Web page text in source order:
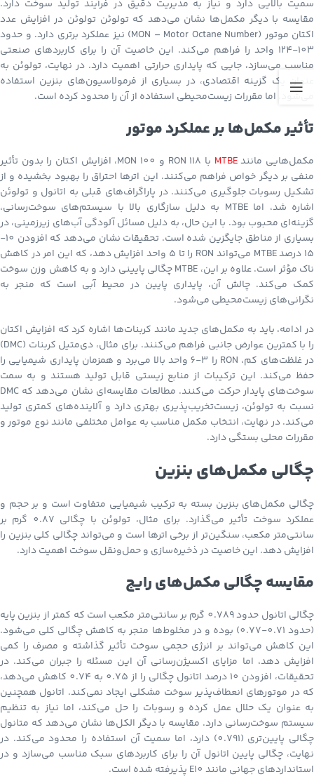
سمیت بالایی دارد و نیاز به مدیریت دقیق در فرآیند تولید سوخت دارد.
مقایسه با دیگر مکمل‌ها نشان می‌دهد که تولوئن تولوئن در افزایش عدد
اکتان موتور (MON – Motor Octane Number) نیز عملکرد برتری دارد. و حدود
103-124 واحد را فراهم می‌کند. این خاصیت آن را برای کاربردهای صنعتی
مناسب می‌سازد، جایی که پایداری حرارتی اهمیت دارد. در نهایت، تولوئن به
عنوان یک گزینه اقتصادی، در بسیاری از فرمولاسیون‌های بنزین استفاده
می‌شود، اما مقررات زیست‌محیطی استفاده از آن را محدود کرده است.
تأثیر مکمل‌ها بر عملکرد موتور
مکمل‌هایی مانندMTBE
با RON 118 و MON 100، افزایش اکتان را بدون تأثیر
منفی بر دیگر خواص فراهم می‌کنند. این اترها احتراق را بهبود بخشیده و از
تشکیل رسوبات جلوگیری می‌کنند. در پاراگراف‌های قبلی به اتانول و تولوئن
اشاره شد، اما MTBE به دلیل سازگاری بالا با سیستم‌های سوخت‌رسانی،
گزینه‌ای محبوب بود. با این حال، به دلیل مسائل آلودگی آب‌های زیرزمینی، در
بسیاری از مناطق جایگزین شده است. تحقیقات نشان می‌دهد که افزودن 10-
15 درصد MTBE می‌تواند RON را تا 5 واحد افزایش دهد، که این امر در کاهش
ناک مؤثر است. علاوه بر این، MTBE چگالی پایینی دارد و به کاهش وزن سوخت
کمک می‌کند. چالش آن، پایداری پایین در محیط آبی است که منجر به
نگرانی‌های زیست‌محیطی می‌شود.
در ادامه، باید به مکمل‌های جدید مانند کربنات‌ها اشاره کرد که افزایش اکتان
را با کمترین عوارض جانبی فراهم می‌کنند. برای مثال، دی‌متیل کربنات (DMC)
در غلظت‌های کم، RON را 3-6 واحد بالا می‌برد و همزمان پایداری شیمیایی را
حفظ می‌کند. این ترکیبات از منابع زیستی قابل تولید هستند و به سمت
سوخت‌های پایدار حرکت می‌کنند. مطالعات مقایسه‌ای نشان می‌دهد که DMC
نسبت به تولوئن، زیست‌تخریب‌پذیری بهتری دارد و آلاینده‌های کمتری تولید
می‌کند. در نهایت، انتخاب مکمل مناسب به عوامل مختلفی مانند نوع موتور و
مقررات محلی بستگی دارد.
چگالی مکمل‌های بنزین
چگالی مکمل‌های بنزین بسته به ترکیب شیمیایی متفاوت است و بر حجم و
عملکرد سوخت تأثیر می‌گذارد. برای مثال، تولوئن با چگالی 0.87 گرم بر
سانتی‌متر مکعب، سنگین‌تر از برخی اترها است و می‌تواند چگالی کلی بنزین را
افزایش دهد. این خاصیت در ذخیره‌سازی و حمل‌ونقل سوخت اهمیت دارد.
مقایسه چگالی مکمل‌های رایج
چگالی اتانول حدود 0.789 گرم بر سانتی‌متر مکعب است که کمتر از بنزین پایه
(حدود 0.71-0.77) بوده و در مخلوط‌ها منجر به کاهش چگالی کلی می‌شود.
این کاهش می‌تواند بر انرژی حجمی سوخت تأثیر گذاشته و مصرف را کمی
افزایش دهد، اما مزایای اکسیژن‌رسانی آن این مسئله را جبران می‌کند. در
تحقیقات، افزودن 10 درصد اتانول چگالی را از 0.75 به 0.74 کاهش می‌دهد،
که در موتورهای انعطاف‌پذیر سوخت مشکلی ایجاد نمی‌کند. اتانول همچنین
به عنوان یک حلال عمل کرده و رسوبات را حل می‌کند، اما نیاز به تنظیم
سیستم سوخت‌رسانی دارد. مقایسه با دیگر الکل‌ها نشان می‌دهد که متانول
چگالی پایین‌تری (0.791) دارد، اما سمیت آن استفاده را محدود می‌کند. در
نهایت، چگالی پایین اتانول آن را برای کاربردهای سبک مناسب می‌سازد و در
استانداردهای جهانی مانند E10 پذیرفته شده است.